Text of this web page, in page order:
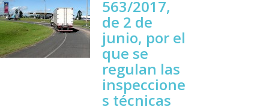
563/2017,
de 2 de
junio, por el
que se
regulan las
inspeccione
s técnicas